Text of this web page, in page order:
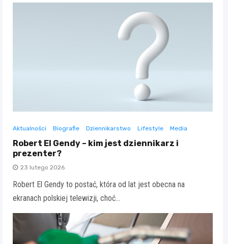
Aktualności Biografie Dziennikarstwo Lifestyle Media
Robert El Gendy – kim jest dziennikarz i
prezenter?
23 lutego 2026
Robert El Gendy to postać, która od lat jest obecna na
ekranach polskiej telewizji, choć…